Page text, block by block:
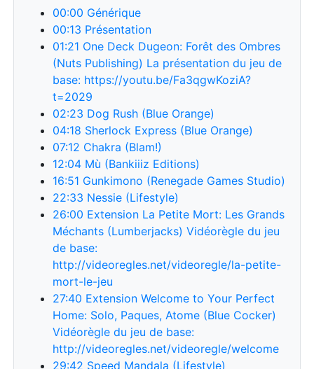
00:00 Générique
00:13 Présentation
01:21 One Deck Dugeon: Forêt des Ombres
(Nuts Publishing) La présentation du jeu de
base: https://youtu.be/Fa3qgwKoziA?
t=2029
02:23 Dog Rush (Blue Orange)
04:18 Sherlock Express (Blue Orange)
07:12 Chakra (Blam!)
12:04 Mù (Bankiiiz Editions)
16:51 Gunkimono (Renegade Games Studio)
22:33 Nessie (Lifestyle)
26:00 Extension La Petite Mort: Les Grands
Méchants (Lumberjacks) Vidéorègle du jeu
de base:
http://videoregles.net/videoregle/la-petite-
mort-le-jeu
27:40 Extension Welcome to Your Perfect
Home: Solo, Paques, Atome (Blue Cocker)
Vidéorègle du jeu de base:
http://videoregles.net/videoregle/welcome
29:42 Speed Mandala (Lifestyle)